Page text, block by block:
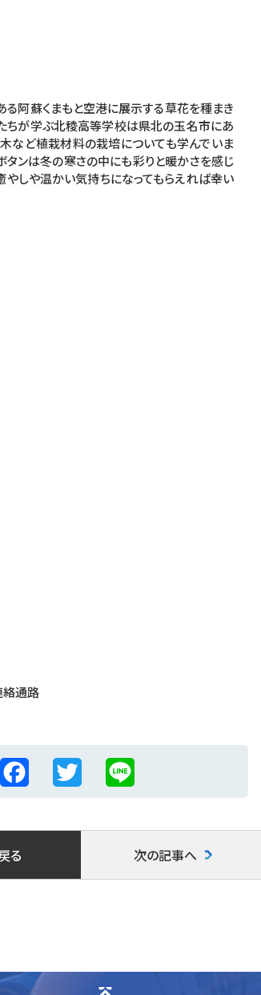
阿蘇くまもと空港に展示する草花を種まき
ちが学ぶ北稜高等学校は県北の玉名市にあ
など植栽材料の栽培についても学んでいま
タンは冬の寒さの中にも彩りと暖かさを感じ
やしや温かい気持ちになってもらえれば幸い
絡通路
F
a
c
e
k
T
w
i
L
i
n
る 次の記事へ